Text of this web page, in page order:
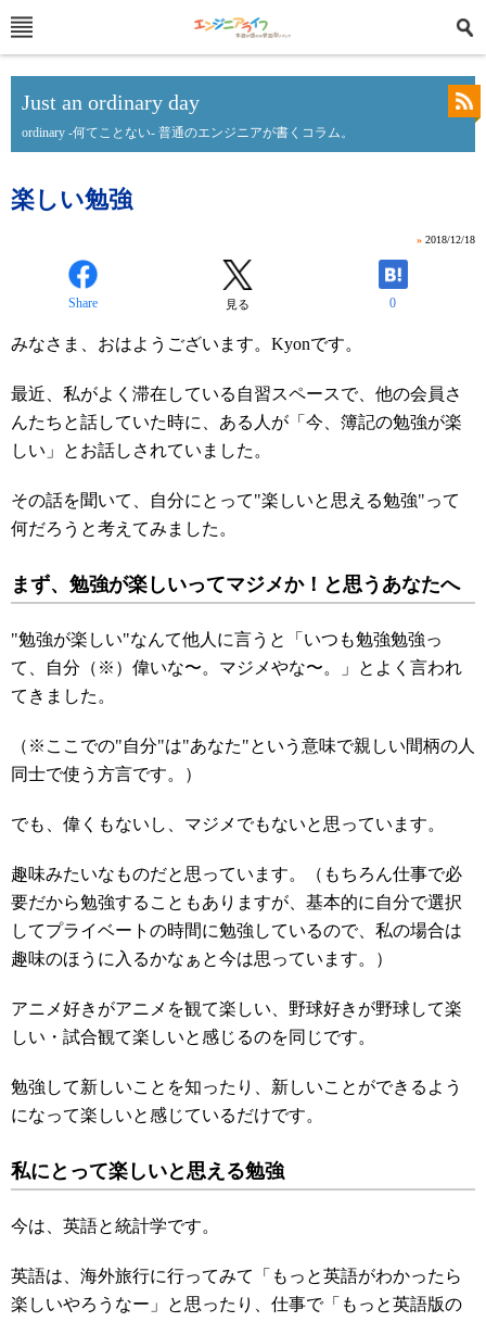
Just an ordinary day
ordinary -何てことない- 普通のエンジニアが書くコラム。
楽しい勉強
» 2018/12/18
Share 見る 0
みなさま、おはようございます。Kyonです。
最近、私がよく滞在している自習スペースで、他の会員さ
んたちと話していた時に、ある人が「今、簿記の勉強が楽
しい」とお話しされていました。
その話を聞いて、自分にとって"楽しいと思える勉強"って
何だろうと考えてみました。
まず、勉強が楽しいってマジメか！と思うあなたへ
"勉強が楽しい"なんて他人に言うと「いつも勉強勉強っ
て、自分（※）偉いな〜。マジメやな〜。」とよく言われ
てきました。
（※ここでの"自分"は"あなた"という意味で親しい間柄の人
同士で使う方言です。）
でも、偉くもないし、マジメでもないと思っています。
趣味みたいなものだと思っています。（もちろん仕事で必
要だから勉強することもありますが、基本的に自分で選択
してプライベートの時間に勉強しているので、私の場合は
趣味のほうに入るかなぁと今は思っています。）
アニメ好きがアニメを観て楽しい、野球好きが野球して楽
しい・試合観て楽しいと感じるのを同じです。
勉強して新しいことを知ったり、新しいことができるよう
になって楽しいと感じているだけです。
私にとって楽しいと思える勉強
今は、英語と統計学です。
英語は、海外旅行に行ってみて「もっと英語がわかったら
楽しいやろうなー」と思ったり、仕事で「もっと英語版の